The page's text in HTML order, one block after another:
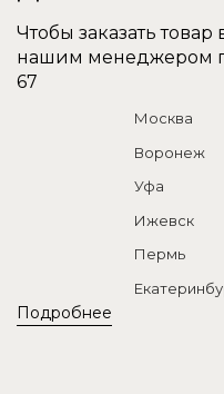
Чтобы заказать
нашим менеджером
67
Подробнее
Москва
Воронеж
Уфа
Ижевск
Пермь